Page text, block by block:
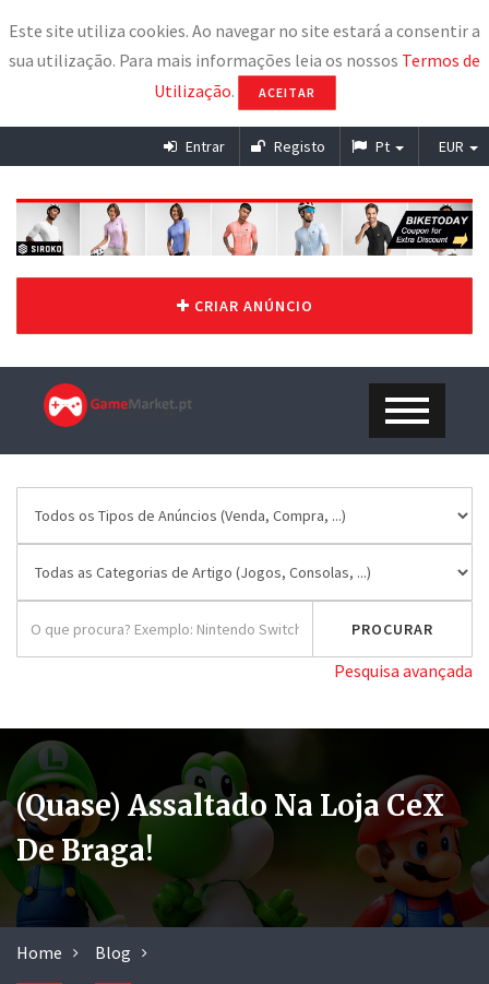
Este site utiliza cookies. Ao navegar no site estará a consentir a
sua utilização. Para mais informações leia os nossos Termos de
Utilização. ACEITAR
Entrar Registo Pt EUR
CRIAR ANÚNCIO
Pesquisa avançada
(Quase) Assaltado Na Loja CeX
De Braga!
Home Blog